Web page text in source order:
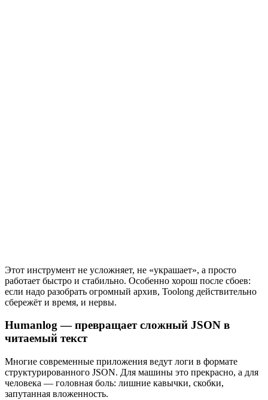
Этот инструмент не усложняет, не «украшает», а просто
работает быстро и стабильно. Особенно хорош после сбоев:
если надо разобрать огромный архив, Toolong действительно
сбережёт и время, и нервы.
Humanlog — превращает сложный JSON в
читаемый текст
Многие современные приложения ведут логи в формате
структурированного JSON. Для машины это прекрасно, а для
человека — головная боль: лишние кавычки, скобки,
запутанная вложенность.